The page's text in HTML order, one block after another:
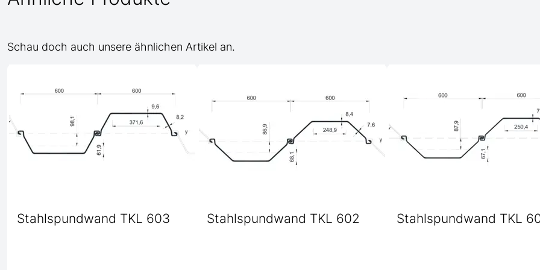
Schau doch auch unsere ähnlichen Artikel an.
Stahlspundwand TKL 603 Stahlspundwand TKL 602 Stahlspundwand TKL